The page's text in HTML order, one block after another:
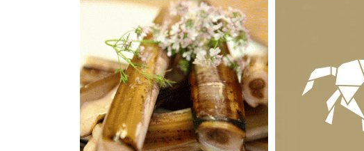
SITES INTERNET
Restaurant Salicorne
SITES
Centre